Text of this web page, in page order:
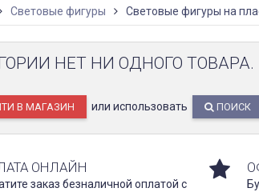
Световые фигуры Световые фигуры на
НЕТ НИ ОДНОГО ТОВАРА.
В МАГАЗИН или использовать ПОИСК
ОНЛАЙН
заказ безналичной оплатой с